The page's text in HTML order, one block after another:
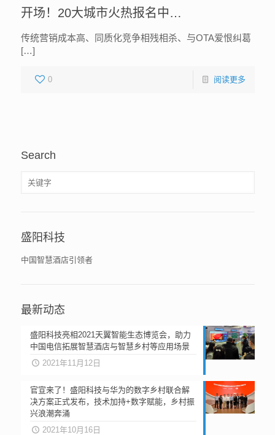
开场！20大城市火热报名中…
传统营销成本高、同质化竞争相残相杀、与OTA爱恨纠葛
[…]
0 阅读更多
Search
盛阳科技
中国智慧酒店引领者
最新动态
盛阳科技亮相2021天翼智能生态博览会，助力
中国电信拓展智慧酒店与智慧乡村等应用场景
2021年11月12日
官宣来了！盛阳科技与华为的数字乡村联合解
决方案正式发布，技术加持+数字赋能，乡村振
兴浪潮奔涌
2021年10月16日